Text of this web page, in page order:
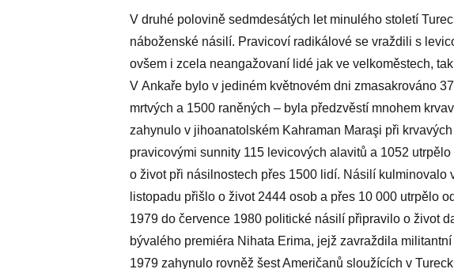
V druhé polovině sedmdesátých let minulého století
náboženské násilí. Pravicoví radikálové se vraždili s
ovšem i zcela neangažovaní lidé jak ve velkoměstech,
V Ankaře bylo v jediném květnovém dni zmasakrováno
mrtvých a 1500 raněných – byla předzvěstí mnohem
zahynulo v jihoanatolském Kahraman Maraşi při
pravicovými sunnity 115 levicových alavitů a 1052
o život při násilnostech přes 1500 lidí. Násilí kulminovalo
listopadu přišlo o život 2444 osob a přes 10 000 utrpělo
1979 do července 1980 politické násilí připravilo o život
bývalého premiéra Nihata Erima, jejž zavraždila
1979 zahynulo rovněž šest Američanů sloužících v